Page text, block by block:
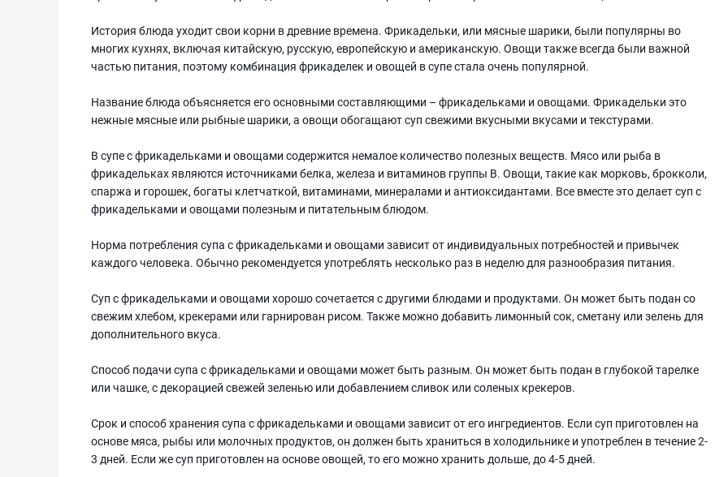
История блюда уходит свои корни в древние времена. Фрикадельки, или мясные шарики, были популярны во
многих кухнях, включая китайскую, русскую, европейскую и американскую. Овощи также всегда были важной
частью питания, поэтому комбинация фрикаделек и овощей в супе стала очень популярной.
Название блюда объясняется его основными составляющими – фрикадельками и овощами. Фрикадельки это
нежные мясные или рыбные шарики, а овощи обогащают суп свежими вкусными вкусами и текстурами.
В супе с фрикадельками и овощами содержится немалое количество полезных веществ. Мясо или рыба в
фрикадельках являются источниками белка, железа и витаминов группы В. Овощи, такие как морковь, брокколи,
спаржа и горошек, богаты клетчаткой, витаминами, минералами и антиоксидантами. Все вместе это делает суп с
фрикадельками и овощами полезным и питательным блюдом.
Норма потребления супа с фрикадельками и овощами зависит от индивидуальных потребностей и привычек
каждого человека. Обычно рекомендуется употреблять несколько раз в неделю для разнообразия питания.
Суп с фрикадельками и овощами хорошо сочетается с другими блюдами и продуктами. Он может быть подан со
свежим хлебом, крекерами или гарнирован рисом. Также можно добавить лимонный сок, сметану или зелень для
дополнительного вкуса.
Способ подачи супа с фрикадельками и овощами может быть разным. Он может быть подан в глубокой тарелке
или чашке, с декорацией свежей зеленью или добавлением сливок или соленых крекеров.
Срок и способ хранения супа с фрикадельками и овощами зависит от его ингредиентов. Если суп приготовлен на
основе мяса, рыбы или молочных продуктов, он должен быть храниться в холодильнике и употреблен в течение 2-
3 дней. Если же суп приготовлен на основе овощей, то его можно хранить дольше, до 4-5 дней.